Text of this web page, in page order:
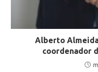
Alberto
coordenador